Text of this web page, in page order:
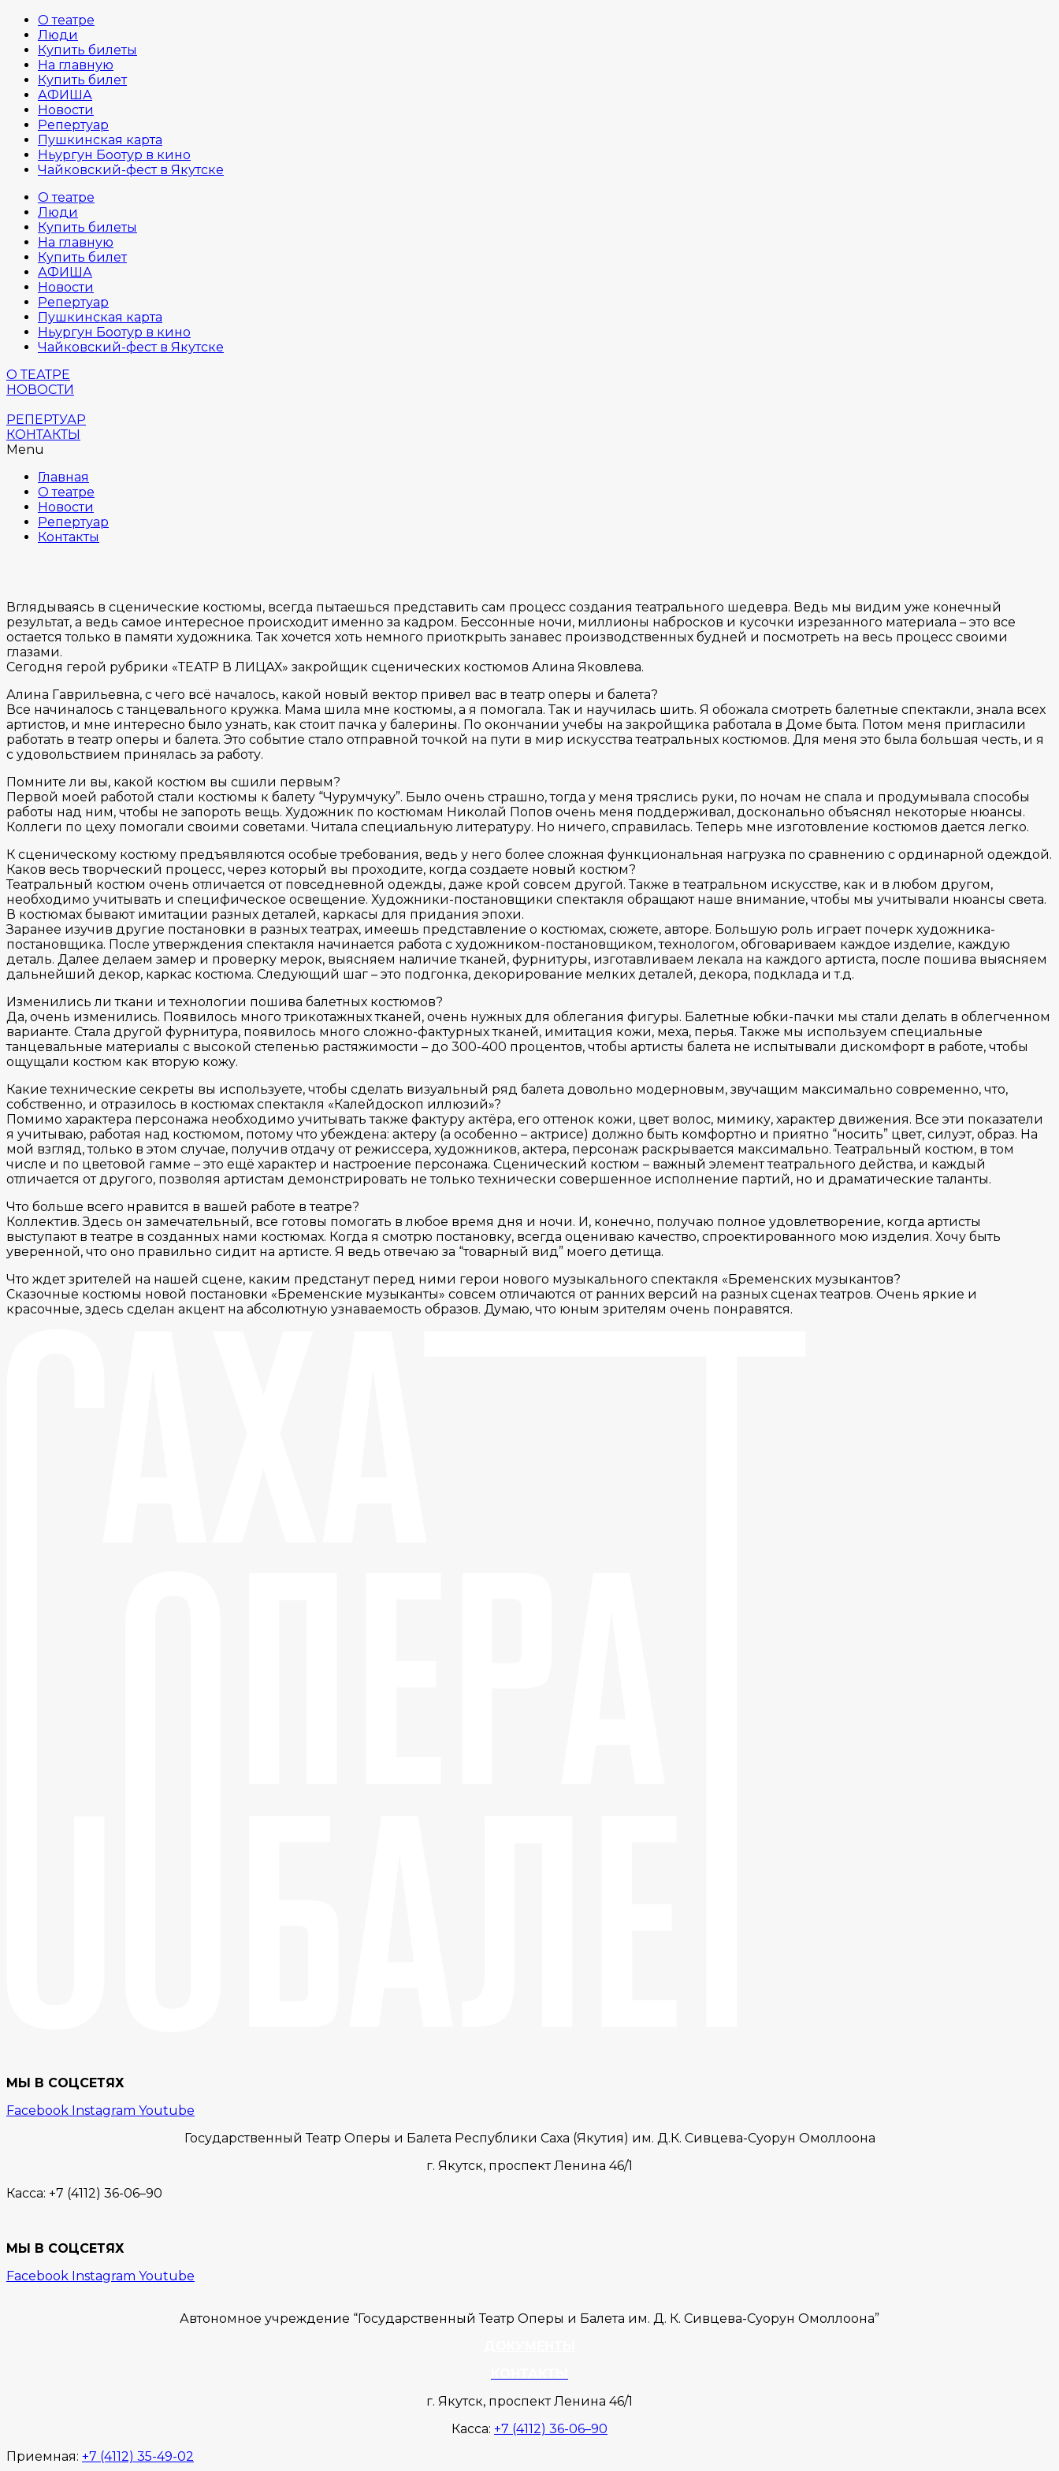
О театре
Люди
Купить билеты
На главную
Купить билет
АФИША
Новости
Репертуар
Пушкинская карта
Ньургун Боотур в кино
Чайковский-фест в Якутске
О театре
Люди
Купить билеты
На главную
Купить билет
АФИША
Новости
Репертуар
Пушкинская карта
Ньургун Боотур в кино
Чайковский-фест в Якутске
О ТЕАТРЕ
НОВОСТИ
РЕПЕРТУАР
КОНТАКТЫ
Menu
Главная
О театре
Новости
Репертуар
Контакты
Вглядываясь в сценические костюмы, всегда пытаешься представить сам процесс создания театрального шедевра. Ведь мы видим уже конечный
результат, а ведь самое интересное происходит именно за кадром. Бессонные ночи, миллионы набросков и кусочки изрезанного материала – это все
остается только в памяти художника. Так хочется хоть немного приоткрыть занавес производственных будней и посмотреть на весь процесс своими
глазами.
Сегодня герой рубрики «ТЕАТР В ЛИЦАХ» закройщик сценических костюмов Алина Яковлева.
Алина Гаврильевна, с чего всё началось, какой новый вектор привел вас в театр оперы и балета?
Все начиналось с танцевального кружка. Мама шила мне костюмы, а я помогала. Так и научилась шить. Я обожала смотреть балетные спектакли, знала всех
артистов, и мне интересно было узнать, как стоит пачка у балерины. По окончании учебы на закройщика работала в Доме быта. Потом меня пригласили
работать в театр оперы и балета. Это событие стало отправной точкой на пути в мир искусства театральных костюмов. Для меня это была большая честь, и я
с удовольствием принялась за работу.
Помните ли вы, какой костюм вы сшили первым?
Первой моей работой стали костюмы к балету “Чурумчуку”. Было очень страшно, тогда у меня тряслись руки, по ночам не спала и продумывала способы
работы над ним, чтобы не запороть вещь. Художник по костюмам Николай Попов очень меня поддерживал, досконально объяснял некоторые нюансы.
Коллеги по цеху помогали своими советами. Читала специальную литературу. Но ничего, справилась. Теперь мне изготовление костюмов дается легко.
К сценическому костюму предъявляются особые требования, ведь у него более сложная функциональная нагрузка по сравнению с ординарной одеждой.
Каков весь творческий процесс, через который вы проходите, когда создаете новый костюм?
Театральный костюм очень отличается от повседневной одежды, даже крой совсем другой. Также в театральном искусстве, как и в любом другом,
необходимо учитывать и специфическое освещение. Художники-постановщики спектакля обращают наше внимание, чтобы мы учитывали нюансы света.
В костюмах бывают имитации разных деталей, каркасы для придания эпохи.
Заранее изучив другие постановки в разных театрах, имеешь представление о костюмах, сюжете, авторе. Большую роль играет почерк художника-
постановщика. После утверждения спектакля начинается работа с художником-постановщиком, технологом, обговариваем каждое изделие, каждую
деталь. Далее делаем замер и проверку мерок, выясняем наличие тканей, фурнитуры, изготавливаем лекала на каждого артиста, после пошива выясняем
дальнейший декор, каркас костюма. Следующий шаг – это подгонка, декорирование мелких деталей, декора, подклада и т.д.
Изменились ли ткани и технологии пошива балетных костюмов?
Да, очень изменились. Появилось много трикотажных тканей, очень нужных для облегания фигуры. Балетные юбки-пачки мы стали делать в облегченном
варианте. Стала другой фурнитура, появилось много сложно-фактурных тканей, имитация кожи, меха, перья. Также мы используем специальные
танцевальные материалы с высокой степенью растяжимости – до 300-400 процентов, чтобы артисты балета не испытывали дискомфорт в работе, чтобы
ощущали костюм как вторую кожу.
Какие технические секреты вы используете, чтобы сделать визуальный ряд балета довольно модерновым, звучащим максимально современно, что,
собственно, и отразилось в костюмах спектакля «Калейдоскоп иллюзий»?
Помимо характера персонажа необходимо учитывать также фактуру актёра, его оттенок кожи, цвет волос, мимику, характер движения. Все эти показатели
я учитываю, работая над костюмом, потому что убеждена: актеру (а особенно – актрисе) должно быть комфортно и приятно “носить” цвет, силуэт, образ. На
мой взгляд, только в этом случае, получив отдачу от режиссера, художников, актера, персонаж раскрывается максимально. Театральный костюм, в том
числе и по цветовой гамме – это ещё характер и настроение персонажа. Сценический костюм – важный элемент театрального действа, и каждый
отличается от другого, позволяя артистам демонстрировать не только технически совершенное исполнение партий, но и драматические таланты.
Что больше всего нравится в вашей работе в театре?
Коллектив. Здесь он замечательный, все готовы помогать в любое время дня и ночи. И, конечно, получаю полное удовлетворение, когда артисты
выступают в театре в созданных нами костюмах. Когда я смотрю постановку, всегда оцениваю качество, спроектированного мою изделия. Хочу быть
уверенной, что оно правильно сидит на артисте. Я ведь отвечаю за “товарный вид” моего детища.
Что ждет зрителей на нашей сцене, каким предстанут перед ними герои нового музыкального спектакля «Бременских музыкантов?
Сказочные костюмы новой постановки «Бременские музыканты» совсем отличаются от ранних версий на разных сценах театров. Очень яркие и
красочные, здесь сделан акцент на абсолютную узнаваемость образов. Думаю, что юным зрителям очень понравятся.
МЫ В СОЦСЕТЯХ
Facebook Instagram Youtube
Государственный Театр Оперы и Балета Республики Саха (Якутия) им. Д.К. Сивцева-Суорун Омоллоона
г. Якутск, проспект Ленина 46/1
Касса: +7 (4112) 36-06–90
МЫ В СОЦСЕТЯХ
Facebook Instagram Youtube
Автономное учреждение “Государственный Театр Оперы и Балета им. Д. К. Сивцева-Суорун Омоллоона”
г. Якутск, проспект Ленина 46/1
Касса: +7 (4112) 36-06–90
Приемная: +7 (4112) 35-49-02